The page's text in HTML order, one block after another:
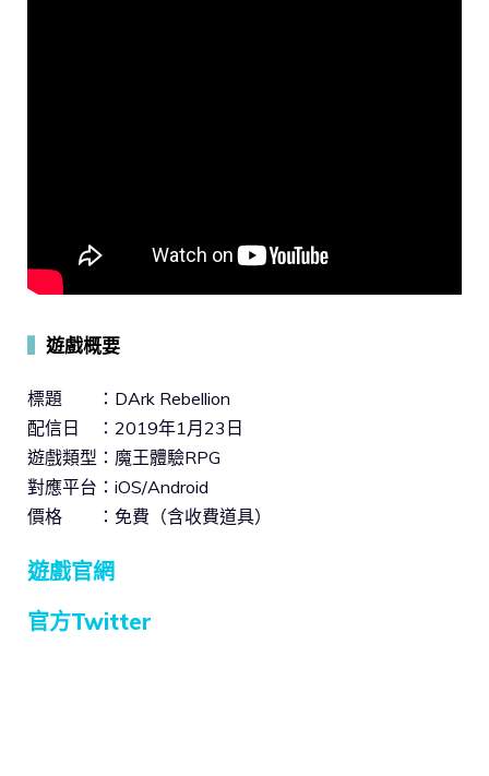
遊戲概要
標題 ：DArk Rebellion
配信日 ：2019年1月23日
遊戲類型：魔王體驗RPG
對應平台：iOS/Android
價格 ：免費（含收費道具）
遊戲官網
官方Twitter